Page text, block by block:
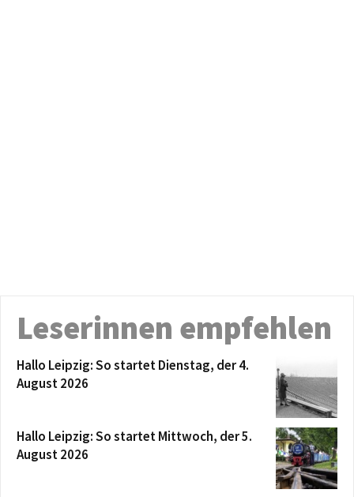
Leserinnen empfehlen
Hallo Leipzig: So startet Dienstag, der 4.
August 2026
Hallo Leipzig: So startet Mittwoch, der 5.
August 2026